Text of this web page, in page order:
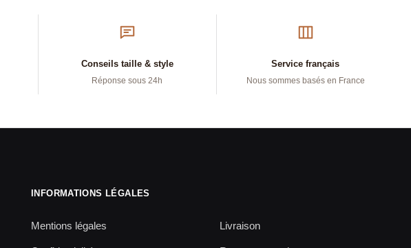
Conseils taille & style
Réponse sous 24h
Service français
Nous sommes basés en France
INFORMATIONS LÉGALES
Mentions légales Livraison